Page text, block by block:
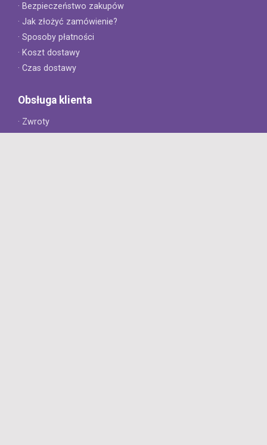
· Bezpieczeństwo zakupów
· Jak złożyć zamówienie?
· Sposoby płatności
· Koszt dostawy
· Czas dostawy
Obsługa klienta
· Zwroty